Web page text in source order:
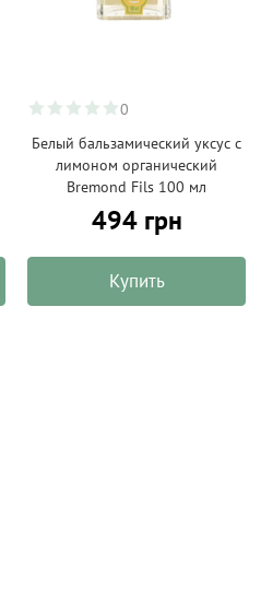
0
Белый бальзамический уксус с
лимоном органический
Bremond Fils 100 мл
494 грн
Купить